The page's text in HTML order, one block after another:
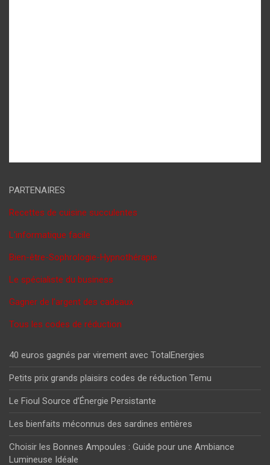
PARTENAIRES
Recettes de cuisine succulentes
L'informatique facile
Bien-être-Sophrologie-Hypnothérapie
Le spécialiste du business
Gagner de l'argent des cadeaux
Tous les codes de réduction
40 euros gagnés par virement avec TotalEnergies
Petits prix grands plaisirs codes de réduction Temu
Le Fioul Source d’Énergie Persistante
Les bienfaits méconnus des sardines entières
Choisir les Bonnes Ampoules : Guide pour une Ambiance
Lumineuse Idéale